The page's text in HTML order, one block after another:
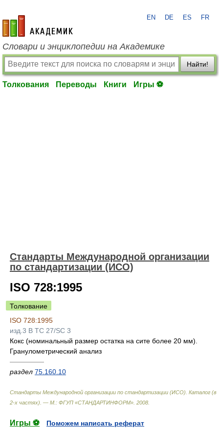
academic.ru
EN DE ES FR
Словари и энциклопедии на Академике
Найти!
Толкования Переводы Книги Игры ⚽
Стандарты Международной организации
по стандартизации (ИСО)
ISO 728:1995
Толкование
ISO 728:1995
изд.3 B TC 27/SC 3
Кокс (номинальный размер остатка на сите более 20 мм).
Гранулометрический анализ
—————
раздел 75.160.10
Стандарты Международной организации по стандартизации (ИСО). Каталог (в
2-х частях). — М.: ФГУП «СТАНДАРТИНФОРМ» 2008
Игры ⚽
Поможем написать реферат